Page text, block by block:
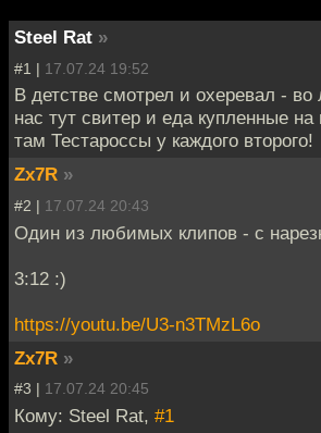
Steel Rat »
#1 | 17.07.24 19:52
В детстве смотрел и охеревал -
нас тут свитер и еда купленные на
там Тестароссы у каждого второго!
Zx7R »
#2 | 17.07.24 20:43
Один из любимых клипов - с
3:12 :)
https://youtu.be/U3-n3TMzL6o
Zx7R »
#3 | 17.07.24 20:45
Кому: Steel Rat, #1